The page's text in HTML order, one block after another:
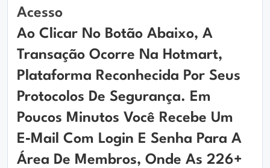
Acesso
Ao Clicar No Botão Abaixo, A
Transação Ocorre Na Hotmart,
Plataforma Reconhecida Por Seus
Protocolos De Segurança. Em
Poucos Minutos Você Recebe Um
E‑mail Com Login E Senha Para A
Área De Membros, Onde As 226+